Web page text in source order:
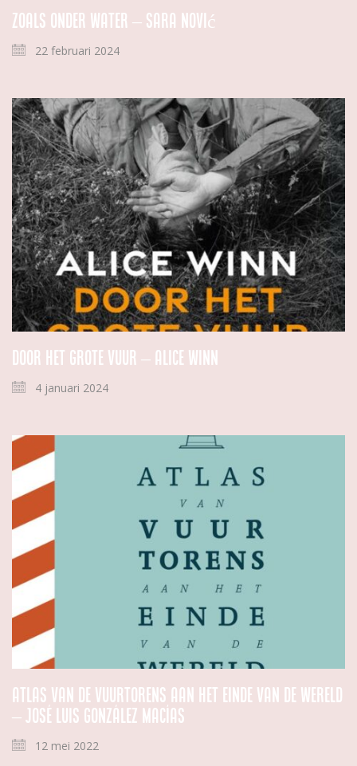
Zoals onder water – Sara Nović
22 februari 2024
Door het grote vuur – Alice Winn
4 januari 2024
Atlas van de vuurtorens aan het einde van de wereld
– José Luis González Macías
12 mei 2022